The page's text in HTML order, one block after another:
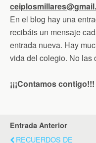
En el blog hay una
recibáis un mensaje
entrada nueva. Hay
vida del colegio. No las
¡¡¡Contamos contigo!!!
Entrada Anterior
RECUERDOS DE